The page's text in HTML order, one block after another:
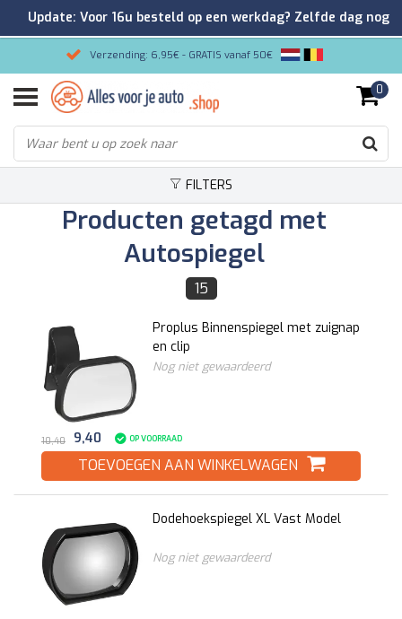
Verzending: 6,95€ - GRATIS vanaf 50€
Gemakkelijk bestellen/Veilig betalen
9.2/10 Klantenrating via Kiyoh!
0
FILTERS
Producten getagd met
Autospiegel
15
Proplus Binnenspiegel met zuignap
en clip
Nog niet gewaardeerd
10,40 9,40 OP VOORRAAD
TOEVOEGEN AAN WINKELWAGEN
Dodehoekspiegel XL Vast Model
Nog niet gewaardeerd
Update: Voor 16u besteld op een werkdag? Zelfde dag nog
verzonden!